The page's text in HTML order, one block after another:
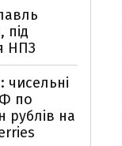
під
НПЗ
по
рублів на